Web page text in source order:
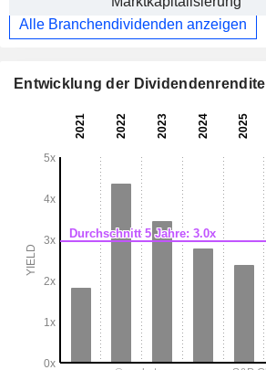
Alle Branchendividenden anzeigen
Entwicklung der Dividendenrendite